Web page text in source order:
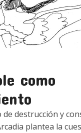
como
de destrucción y
plantea la